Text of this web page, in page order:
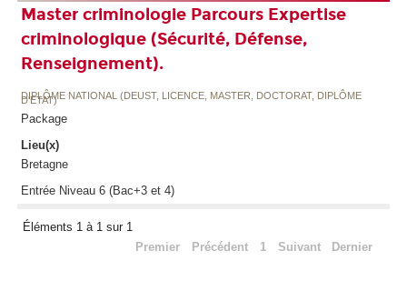
Master criminologie Parcours Expertise
criminologique (Sécurité, Défense,
Renseignement).
DIPLÔME NATIONAL (DEUST, LICENCE, MASTER, DOCTORAT, DIPLÔME
D'ETAT)
Package
Lieu(x)
Bretagne
Entrée Niveau 6 (Bac+3 et 4)
Éléments 1 à 1 sur 1
Premier
Précédent 1 Suivant Dernier